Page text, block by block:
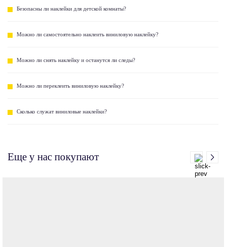
Безопасны ли наклейки для детской комнаты?
Можно ли самостоятельно наклеить виниловую наклейку?
Можно ли снять наклейку и останутся ли следы?
Можно ли переклеить виниловую наклейку?
Сколько служат виниловые наклейки?
Еще у нас покупают